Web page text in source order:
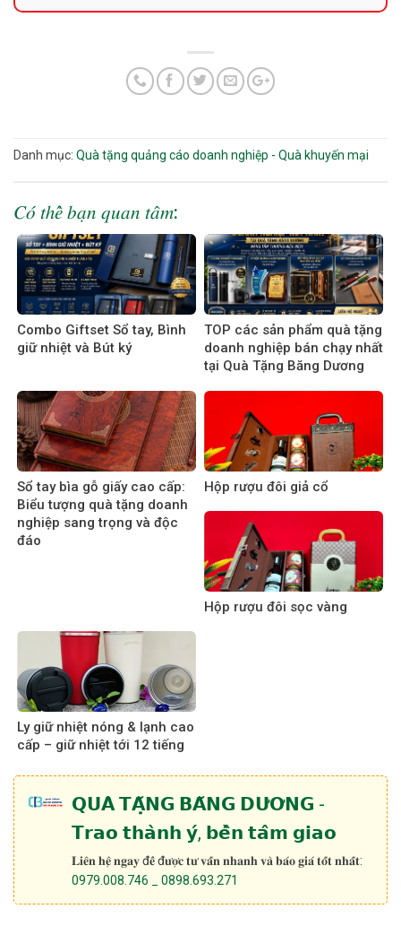
Danh mục: Quà tặng quảng cáo doanh nghiệp - Quà khuyến mại
𝐶𝑜́ 𝑡ℎ𝑒̂̉ 𝑏𝑎̣𝑛 𝑞𝑢𝑎𝑛 𝑡𝑎̂𝑚:
Combo Giftset Sổ tay, Bình
giữ nhiệt và Bút ký
TOP các sản phẩm quà tặng
doanh nghiệp bán chạy nhất
tại Quà Tặng Băng Dương
Sổ tay bìa gỗ giấy cao cấp:
Biểu tượng quà tặng doanh
nghiệp sang trọng và độc
đáo
Hộp rượu đôi giả cổ
Hộp rượu đôi sọc vàng
Ly giữ nhiệt nóng & lạnh cao
cấp – giữ nhiệt tới 12 tiếng
𝗤𝗨𝗔̀ 𝗧𝗔̣̆𝗡𝗚 𝗕𝗔̆𝗡𝗚 𝗗𝗨̛𝗢̛𝗡𝗚 -
𝗧𝗿𝗮𝗼 𝘁𝗵𝗮̀𝗻𝗵 𝘆́, 𝗯𝗲̂̀𝗻 𝘁𝗮̂𝗺 𝗴𝗶𝗮𝗼
𝐋𝐢𝐞̂𝐧 𝐡𝐞̣̂ 𝐧𝐠𝐚𝐲 đ𝐞̂̉ đ𝐮̛𝐨̛̣𝐜 𝐭𝐮̛ 𝐯𝐚̂́𝐧 𝐧𝐡𝐚𝐧𝐡 𝐯𝐚̀ 𝐛𝐚́𝐨 𝐠𝐢𝐚́ 𝐭𝐨̂́𝐭 𝐧𝐡𝐚̂́𝐭:
0979.008.746 _ 0898.693.271